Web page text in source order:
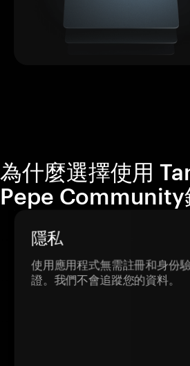
為什麼選擇使用
Pepe Community
隱私
使用應用程式無需註冊和身份
證。我們不會追蹤您的資料。